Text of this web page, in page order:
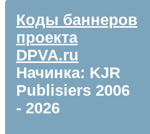
Коды баннеров
проекта
DPVA.ru
Начинка: KJR
Publisiers 2006
- 2026